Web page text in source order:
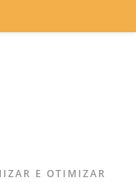
E OTIMIZAR